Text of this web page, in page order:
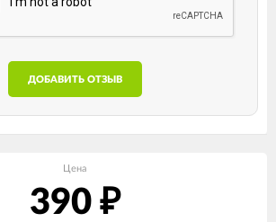
ДОБАВИТЬ ОТЗЫВ
Цена
390 ₽